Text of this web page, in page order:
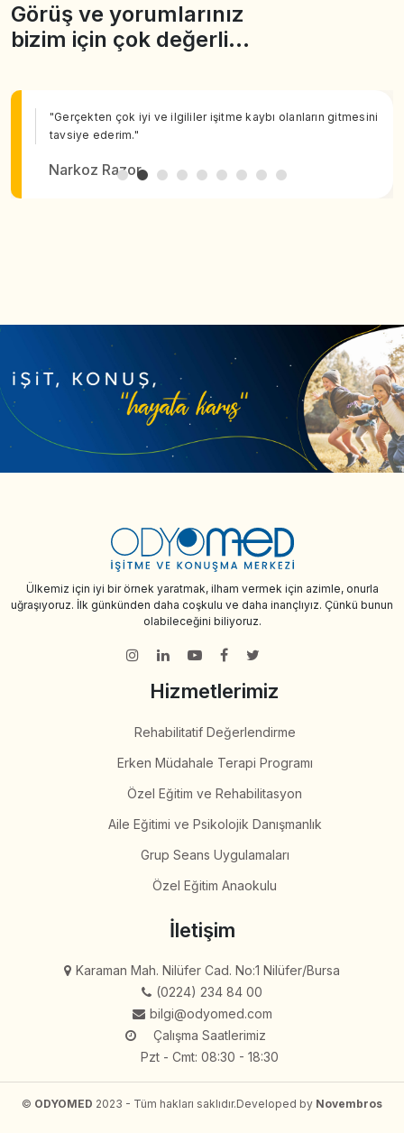
Görüş ve yorumlarınız
bizim için çok değerli…
"Gerçekten çok iyi ve ilgililer işitme kaybı olanların gitmesini
tavsiye ederim."
Narkoz Razor
Ülkemiz için iyi bir örnek yaratmak, ilham vermek için azimle, onurla
uğraşıyoruz. İlk günkünden daha coşkulu ve daha inançlıyız. Çünkü bunun
olabileceğini biliyoruz.
Hizmetlerimiz
Rehabilitatif Değerlendirme
Erken Müdahale Terapi Programı
Özel Eğitim ve Rehabilitasyon
Aile Eğitimi ve Psikolojik Danışmanlık
Grup Seans Uygulamaları
Özel Eğitim Anaokulu
İletişim
Karaman Mah. Nilüfer Cad. No:1 Nilüfer/Bursa
(0224) 234 84 00
bilgi@odyomed.com
Çalışma Saatlerimiz
Pzt - Cmt: 08:30 - 18:30
© ODYOMED 2023 - Tüm hakları saklıdır.Developed by Novembros